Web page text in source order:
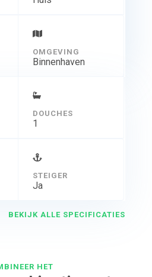
OMGEVING
Binnenhaven
DOUCHES
1
STEIGER
Ja
BEKIJK ALLE SPECIFICATIES
HET